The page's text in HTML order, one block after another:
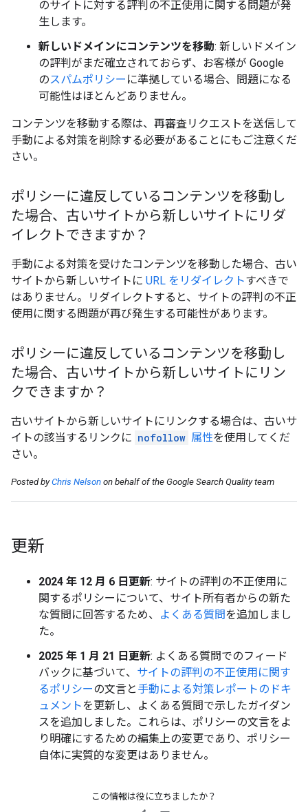
のサイトに対する評判の不正使用に関する問題が発
生します。
新しいドメインにコンテンツを移動: 新しいドメイン
の評判がまだ確立されておらず、お客様が Google
のスパムポリシー に準拠している場合、問題になる
可能性はほとんどありません。
コンテンツを移動する際は、再審査リクエストを送信して
手動による対策を削除する必要があることにもご注意くだ
さい。
ポリシーに違反しているコンテンツを移動し
た場合、古いサイトから新しいサイトにリダ
イレクトできますか？
手動による対策を受けたコンテンツを移動した場合、古い
サイトから新しいサイトに URL をリダイレクトすべきで
はありません。リダイレクトすると、サイトの評判の不正
使用に関する問題が再び発生する可能性があります。
ポリシーに違反しているコンテンツを移動し
た場合、古いサイトから新しいサイトにリン
クできますか？
古いサイトから新しいサイトにリンクする場合は、古いサ
イトの該当するリンクに nofollow 属性を使用してくだ
さい。
Posted byChris Nelson on behalf of the Google Search Quality team
更新
2024 年 12 月 6 日更新: サイトの評判の不正使用に
関するポリシーについて、サイト所有者からの新た
な質問に回答するため、
よくある質問を追加しまし
た。
2025 年 1 月 21 日更新: よくある質問でのフィード
バックに基づいて、 サイトの評判の不正使用に関す
るポリシーの文言と 手動による対策レポートのドキ
ュメントを更新し、よくある質問で示したガイダン
スを追加しました。これらは、ポリシーの文言をよ
り明確にするための編集上の変更であり、ポリシー
自体に実質的な変更はありません。
この情報は役に立ちましたか？